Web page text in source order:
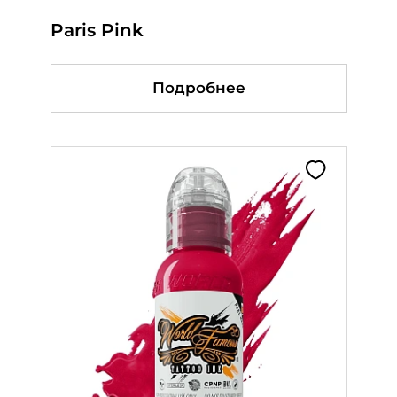
Paris Pink
Подробнее
Rigor Mortis
Подробнее
Rolling stone
Подробнее